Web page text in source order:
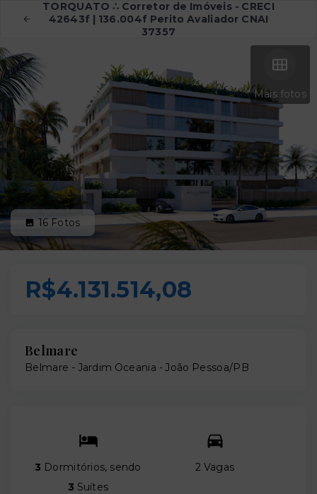
TORQUATO ∴ Corretor de Imóveis - CRECI
42643f | 136.004f Perito Avaliador CNAI
37357
Mais fotos
16 Fotos
R$4.131.514,08
Belmare
Belmare - Jardim Oceania - João Pessoa/PB
3 Dormitórios, sendo
3 Suítes
2 Vagas